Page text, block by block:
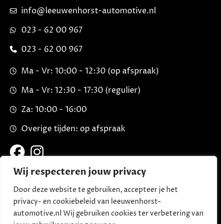
Wij respecteren jouw privacy
Door deze website te gebruiken, accepteer je het
privacy- en cookiebeleid van leeuwenhorst-
automotive.nl Wij gebruiken cookies ter verbetering van
info@leeuwenhorst-automotive.nl
023 - 62 00 967
023 - 62 00 967
Ma - Vr: 10:00 - 12:30 (op afspraak)
Ma - Vr: 12:30 - 17:30 (regulier)
Za: 10:00 - 16:00
Overige tijden: op afspraak